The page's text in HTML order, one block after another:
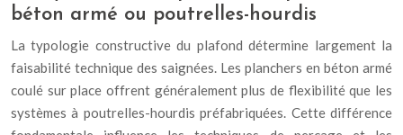
béton armé ou poutrelles-hourdis
La typologie constructive du plafond détermine largement la
faisabilité technique des saignées. Les planchers en béton armé
coulé sur place offrent généralement plus de flexibilité que les
systèmes à poutrelles-hourdis préfabriquées. Cette différence